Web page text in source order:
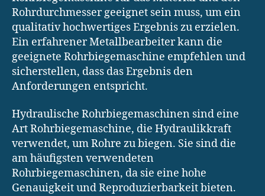
Rohrdurchmesser geeignet sein muss, um ein
qualitativ hochwertiges Ergebnis zu erzielen.
Ein erfahrener Metallbearbeiter kann die
geeignete Rohrbiegemaschine empfehlen und
sicherstellen, dass das Ergebnis den
Anforderungen entspricht.
Hydraulische Rohrbiegemaschinen sind eine
Art Rohrbiegemaschine, die Hydraulikkraft
verwendet, um Rohre zu biegen. Sie sind die
am häufigsten verwendeten
Rohrbiegemaschinen, da sie eine hohe
Genauigkeit und Reproduzierbarkeit bieten.